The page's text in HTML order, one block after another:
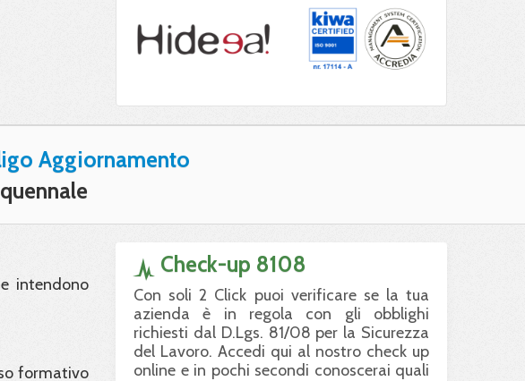
Aggiornamento
intendono
formativo
Check-up 8108
Con soli 2 Click puoi verificare se la tua
azienda è in regola con gli obblighi
richiesti dal D.Lgs. 81/08 per la Sicurezza
del Lavoro. Accedi qui al nostro check up
online e in pochi secondi conoscerai quali